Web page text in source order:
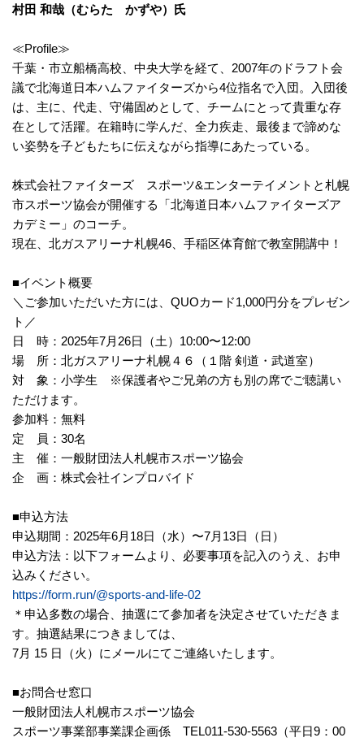
村田 和哉（むらた かずや）氏
≪Profile≫
千葉・市立船橋高校、中央大学を経て、 2007年のドラフト会
議で北海道日本ハムファイターズから4位指名で入団。入団後
は、主に、代走、守備固めとして、チームにとって貴重な存
在として活躍。在籍時に学んだ、全力疾走、最後まで諦めな
い姿勢を子どもたちに伝えながら指導にあたっている。
株式会社ファイターズ スポーツ&エンターテイメントと札幌
市スポーツ協会が開催する「北海道日本ハムファイターズア
カデミー」のコーチ。
現在、北ガスアリーナ札幌46 、手稲区体育館で教室開講中！
■イベント概要
＼ご参加いただいた方には、QUOカード1,000円分をプレゼン
ト／
日 時：2025年7月26日（土）10:00〜12:00
場 所：北ガスアリーナ札幌４６（１階 剣道・武道室）
対 象：小学生 ※保護者やご兄弟の方も別の席でご聴講い
ただけます。
参加料：無料
定 員：30名
主 催：一般財団法人札幌市スポーツ協会
企 画：株式会社インプロバイド
■申込方法
申込期間： 2025年6月 18日（水）〜7月 13日（日）
申込方法：以下フォームより、必要事項を記入のうえ、お申
込みください。
https://form.run/@sports-and-life-02
＊申込多数の場合、抽選にて参加者を決定させていただきま
す。抽選結果につきましては、
7月 15 日（火）にメールにてご連絡いたします。
■お問合せ窓口
一般財団法人札幌市スポーツ協会
スポーツ事業部事業課企画係 TEL011-530-5563（平日9：00